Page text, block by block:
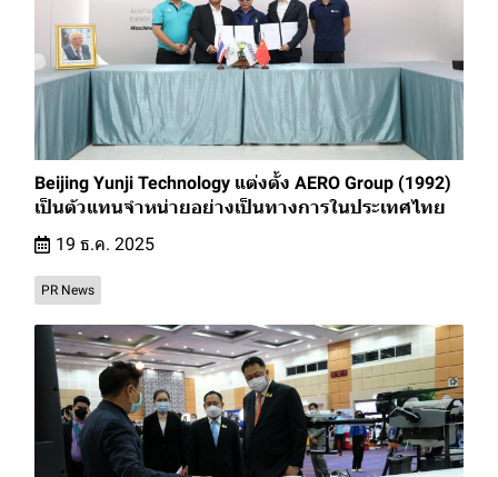
Beijing Yunji Technology แต่งตั้ง AERO Group (1992)
เป็นตัวแทนจำหน่ายอย่างเป็นทางการในประเทศไทย
19 ธ.ค. 2025
PR News